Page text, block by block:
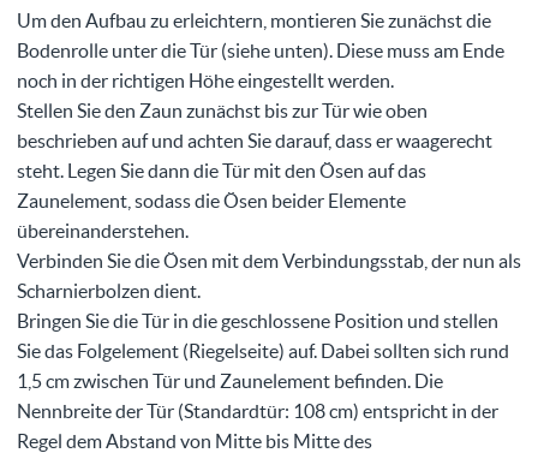
Um den Aufbau zu erleichtern, montieren Sie zunächst die
Bodenrolle unter die Tür (siehe unten). Diese muss am Ende
noch in der richtigen Höhe eingestellt werden.
Stellen Sie den Zaun zunächst bis zur Tür wie oben
beschrieben auf und achten Sie darauf, dass er waagerecht
steht. Legen Sie dann die Tür mit den Ösen auf das
Zaunelement, sodass die Ösen beider Elemente
übereinanderstehen.
Verbinden Sie die Ösen mit dem Verbindungsstab, der nun als
Scharnierbolzen dient.
Bringen Sie die Tür in die geschlossene Position und stellen
Sie das Folgelement (Riegelseite) auf. Dabei sollten sich rund
1,5 cm zwischen Tür und Zaunelement befinden. Die
Nennbreite der Tür (Standardtür: 108 cm) entspricht in der
Regel dem Abstand von Mitte bis Mitte des